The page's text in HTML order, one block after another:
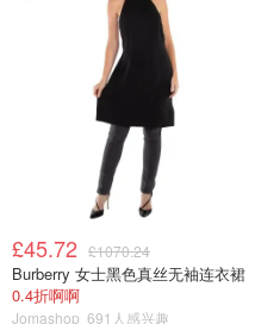
£45.72 £1070.24
Burberry 女士黑色真丝无袖连衣裙
0.4折啊啊
Jomashop 691人感兴趣